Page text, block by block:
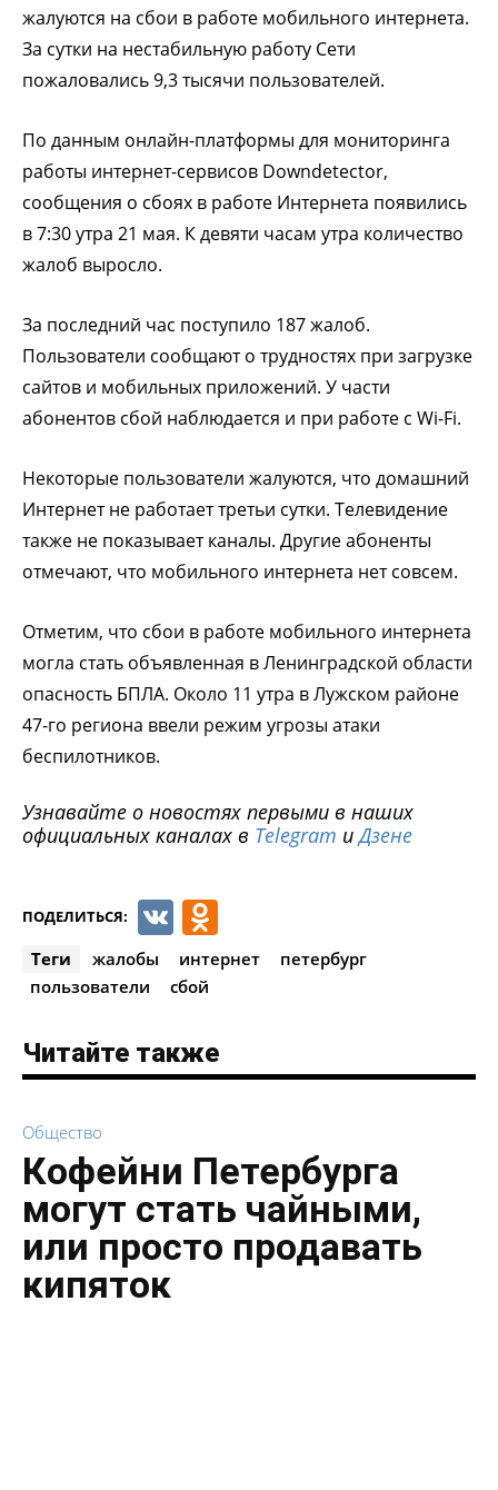
жалуются на сбои в работе мобильного интернета.
За сутки на нестабильную работу Сети
пожаловались 9,3 тысячи пользователей.
По данным онлайн-платформы для мониторинга
работы интернет-сервисов Downdetector,
сообщения о сбоях в работе Интернета появились
в 7:30 утра 21 мая. К девяти часам утра количество
жалоб выросло.
За последний час поступило 187 жалоб.
Пользователи сообщают о трудностях при загрузке
сайтов и мобильных приложений. У части
абонентов сбой наблюдается и при работе с Wi-Fi.
Некоторые пользователи жалуются, что домашний
Интернет не работает третьи сутки. Телевидение
также не показывает каналы. Другие абоненты
отмечают, что мобильного интернета нет совсем.
Отметим, что сбои в работе мобильного интернета
могла стать объявленная в Ленинградской области
опасность БПЛА. Около 11 утра в Лужском районе
47-го региона ввели режим угрозы атаки
беспилотников.
Узнавайте о новостях первыми в наших
официальных каналах в Telegram иДзене
ПОДЕЛИТЬСЯ: VK
Теги жалобы интернет
петербург
пользователи
сбой
Читайте также
Общество
Кофейни Петербурга
могут стать чайными,
или просто продавать
кипяток